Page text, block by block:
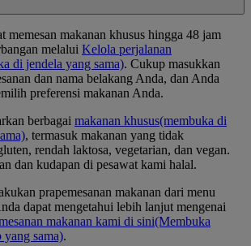
memesan makanan khusus hingga 48 jam
melalui Kelola perjalanan
di jendela yang sama). Cukup masukkan
dan nama belakang Anda, dan Anda
preferensi makanan Anda.
berbagai makanan khusus(membuka di
, termasuk makanan yang tidak
rendah laktosa, vegetarian, dan vegan.
dan kudapan di pesawat kami halal.
prapemesanan makanan dari menu
dapat mengetahui lebih lanjut mengenai
makanan kami di sini(Membuka
yang sama).